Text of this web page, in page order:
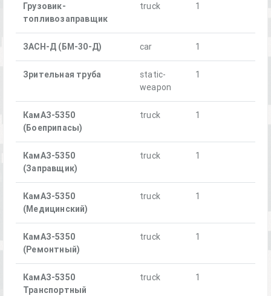
Грузовик-
топливозаправщик
truck 1
ЗАСН-Д (БМ-30-Д) car 1
Зрительная труба
static-
weapon
1
КамАЗ-5350
(Боеприпасы)
truck 1
КамАЗ-5350
(Заправщик)
truck 1
КамАЗ-5350
(Медицинский)
truck 1
КамАЗ-5350
(Ремонтный)
truck 1
КамАЗ-5350
Транспортный
truck 1